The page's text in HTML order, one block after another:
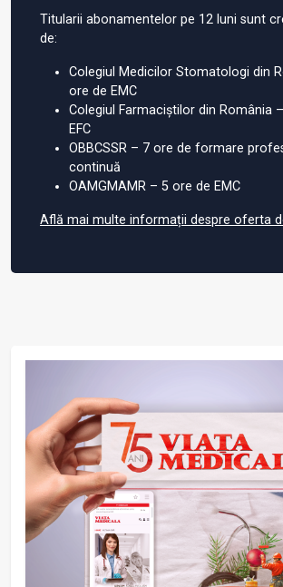
Titularii abonamentelor pe 12 luni sunt
de:
Colegiul Medicilor Stomatologi din
ore de EMC
Colegiul Farmaciștilor din România
EFC
OBBCSSR – 7 ore de formare
continuă
OAMGMAMR – 5 ore de EMC
Află mai multe informații despre oferta